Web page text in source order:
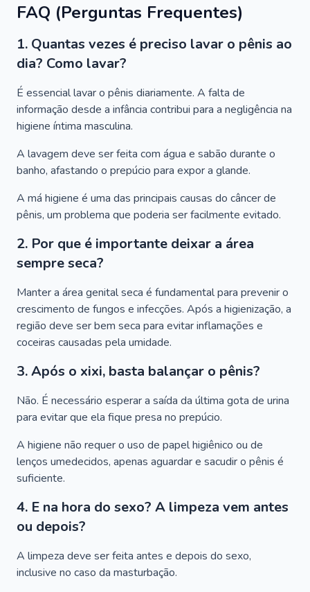
FAQ (Perguntas Frequentes)
1. Quantas vezes é preciso lavar o pênis ao
dia? Como lavar?
É essencial lavar o pênis diariamente. A falta de
informação desde a infância contribui para a negligência na
higiene íntima masculina.
A lavagem deve ser feita com água e sabão durante o
banho, afastando o prepúcio para expor a glande.
A má higiene é uma das principais causas do câncer de
pênis, um problema que poderia ser facilmente evitado.
2. Por que é importante deixar a área
sempre seca?
Manter a área genital seca é fundamental para prevenir o
crescimento de fungos e infecções. Após a higienização, a
região deve ser bem seca para evitar inflamações e
coceiras causadas pela umidade.
3. Após o xixi, basta balançar o pênis?
Não. É necessário esperar a saída da última gota de urina
para evitar que ela fique presa no prepúcio.
A higiene não requer o uso de papel higiênico ou de
lenços umedecidos, apenas aguardar e sacudir o pênis é
suficiente.
4. E na hora do sexo? A limpeza vem antes
ou depois?
A limpeza deve ser feita antes e depois do sexo,
inclusive no caso da masturbação.